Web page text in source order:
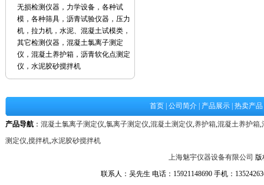
无损检测仪器，力学设备，各种试
模，各种筛具，沥青试验仪器，压力
机，拉力机，水泥、混凝土试模类，
其它检测仪器，混凝土氯离子测定
仪，混凝土养护箱，沥青软化点测定
仪，水泥胶砂搅拌机
首页 公司简介 产品展示 热卖产品
产品导航 ： 混凝土氯离子测定仪,氯离子测定仪,混凝土测定仪,养护箱,混凝土养护箱,
测定仪,搅拌机,水泥胶砂搅拌机
上海魅宇仪器设备有限公司 版
联系人：吴先生 电话：15921148690 手机：